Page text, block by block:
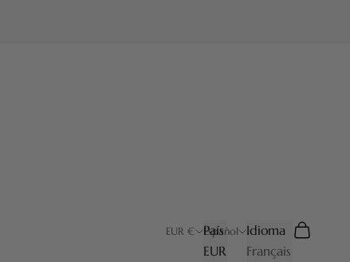
EUR €
País
EUR
Español
Idioma
Français
Buscar
Cesta